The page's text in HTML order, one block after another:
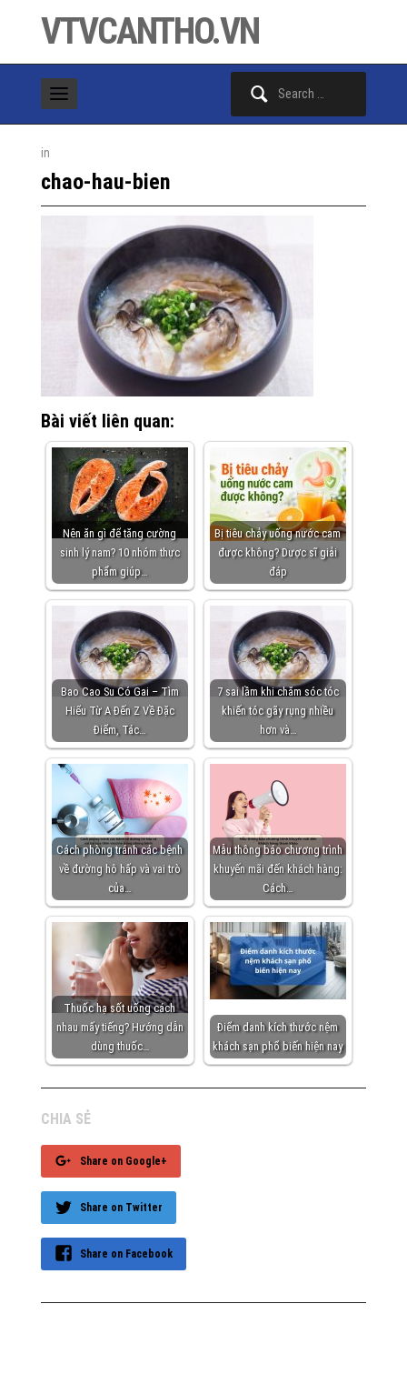
VTVCANTHO.VN
in
chao-hau-bien
Bài viết liên quan:
Nên ăn gì để tăng cường
sinh lý nam? 10 nhóm thực
phẩm giúp…
Bị tiêu chảy uống nước cam
được không? Dược sĩ giải
đáp
Bao Cao Su Có Gai – Tìm
Hiểu Từ A Đến Z Về Đặc
Điểm, Tác…
7 sai lầm khi chăm sóc tóc
khiến tóc gãy rụng nhiều
hơn và…
Cách phòng tránh các bệnh
về đường hô hấp và vai trò
của…
Mẫu thông báo chương trình
khuyến mãi đến khách hàng:
Cách…
Thuốc hạ sốt uống cách
nhau mấy tiếng? Hướng dẫn
dùng thuốc…
Điểm danh kích thước nệm
khách sạn phổ biến hiện nay
CHIA SẺ
Share on Google+
Share on Twitter
Share on Facebook